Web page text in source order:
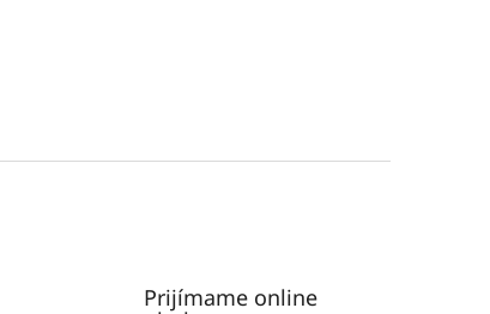
Prijímame online